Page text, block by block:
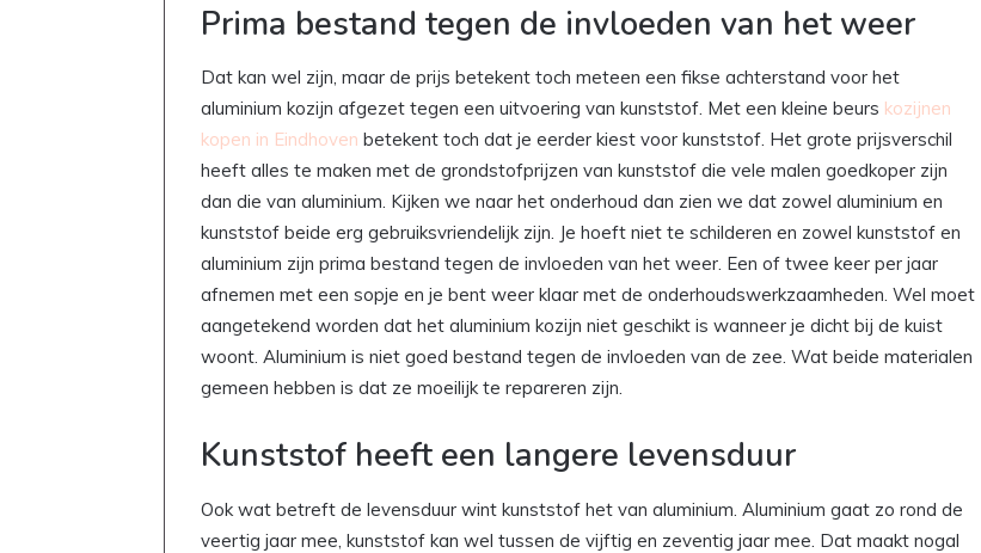
Prima bestand tegen de invloeden van het weer
Dat kan wel zijn, maar de prijs betekent toch meteen een fikse achterstand voor het
aluminium kozijn afgezet tegen een uitvoering van kunststof. Met een kleine beurs kozijnen
kopen in Eindhoven betekent toch dat je eerder kiest voor kunststof. Het grote prijsverschil
heeft alles te maken met de grondstofprijzen van kunststof die vele malen goedkoper zijn
dan die van aluminium. Kijken we naar het onderhoud dan zien we dat zowel aluminium en
kunststof beide erg gebruiksvriendelijk zijn. Je hoeft niet te schilderen en zowel kunststof en
aluminium zijn prima bestand tegen de invloeden van het weer. Een of twee keer per jaar
afnemen met een sopje en je bent weer klaar met de onderhoudswerkzaamheden. Wel moet
aangetekend worden dat het aluminium kozijn niet geschikt is wanneer je dicht bij de kuist
woont. Aluminium is niet goed bestand tegen de invloeden van de zee. Wat beide materialen
gemeen hebben is dat ze moeilijk te repareren zijn.
Kunststof heeft een langere levensduur
Ook wat betreft de levensduur wint kunststof het van aluminium. Aluminium gaat zo rond de
veertig jaar mee, kunststof kan wel tussen de vijftig en zeventig jaar mee. Dat maakt nogal